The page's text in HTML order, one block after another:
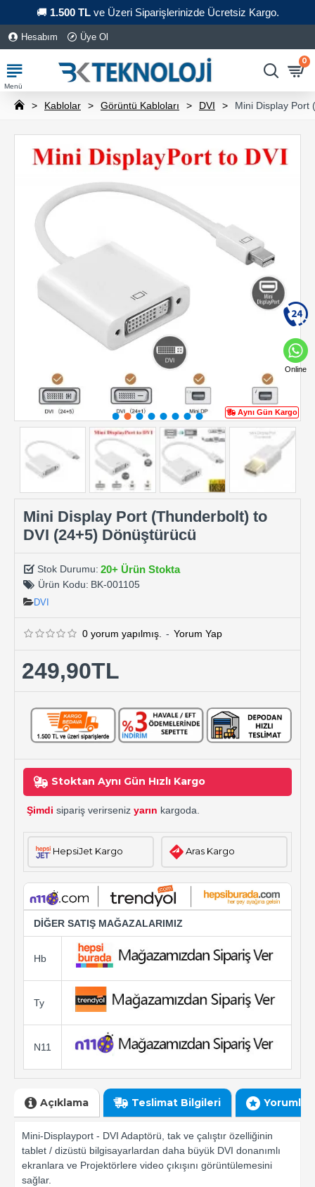
🚚 1.500 TLve Üzeri Siparişlerinizde Ücretsiz Kargo.
Hesabım Üye Ol
0
Kablolar Görüntü Kabloları DVI Mini Display Port
Aynı Gün Kargo
Mini Display Port (Thunderbolt) to
DVI (24+5) Dönüştürücü
Stok Durumu: 20+ Ürün Stokta
Ürün Kodu: BK-001105
DVI
0 yorum yapılmış. - Yorum Yap
249,90TL
Stoktan Aynı Gün Hızlı Kargo
Şimdi sipariş verirseniz yarın kargoda.
HepsiJet Kargo Aras Kargo
DİĞER SATIŞ MAĞAZALARIMIZ
Hb
Ty
N11
Açıklama Teslimat Bilgileri Yorumlar
Mini-Displayport - DVI Adaptörü, tak ve çalıştır özelliğinin
tablet / dizüstü bilgisayarlardan daha büyük DVI donanımlı
ekranlara ve Projektörlere video çıkışını görüntülemesini
sağlar.
Online